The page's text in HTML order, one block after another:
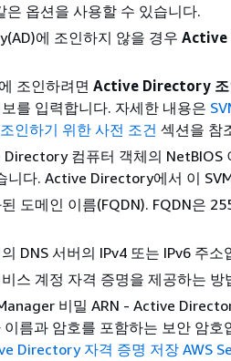
은 옵션을 사용할 수 있습니다.
에 조인하지 않을 경우 Active
조인하려면 Active Directory 조
를 입력합니다. 자세한 내용은
인하기 위한 사전 조건 섹션을 참
컴퓨터 객체의 NetBIOS
니다. Active Directory에서 이
도메인 이름(FQDN). FQDN은
DNS 서버의 IPv4 또는 IPv6 주소
스 계정 자격 증명을 제공하는 방
비밀 ARN - Active
름과 암호를 포함하는 보안 암호
Directory 자격 증명 저장 AWS